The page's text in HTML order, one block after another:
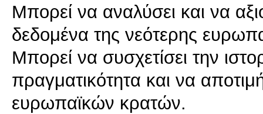
Μπορεί να αναλύσει και να
δεδομένα της νεότερης
Μπορεί να συσχετίσει την
πραγματικότητα και να
ευρωπαϊκών κρατών.